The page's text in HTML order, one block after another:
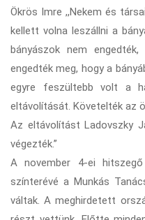
Ökrös Imre ,,Nekem és
kellett volna leszállni a
bányászok nem
engedték meg, hogy a
egyre feszültebb volt a
eltávolítását. Követelték az
Az eltávolítást Ladovszky
végezték.”
A november 4-ei
színterévé a Munkás
váltak. A meghirdetett